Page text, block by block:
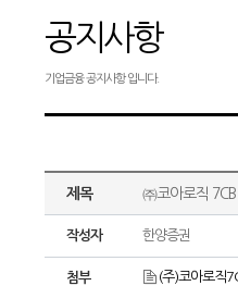
공지사항
기업금융 공지사항 입니다.
제목 ㈜코아로직
작성자 한양증권
첨부 (주)코아로직